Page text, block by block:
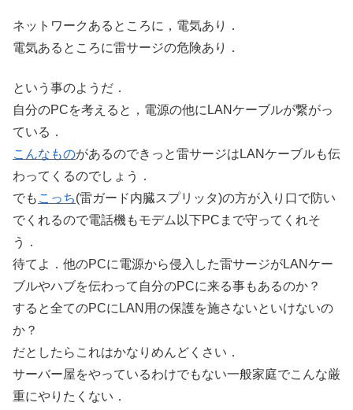
ネットワークあるところに，電気あり．
電気あるところに雷サージの危険あり．
という事のようだ．
自分のPCを考えると，電源の他にLANケーブルが繋がっ
ている．
こんなものがあるのできっと雷サージはLANケーブルも伝
わってくるのでしょう．
でも こっち(雷ガード内臓スプリッタ)の方が入り口で防い
でくれるので電話機もモデム以下PCまで守ってくれそ
う．
待てよ．他のPCに電源から侵入した雷サージがLANケー
ブルやハブを伝わって自分のPCに来る事もあるのか？
すると全てのPCにLAN用の保護を施さないといけないの
か？
だとしたらこれはかなりめんどくさい．
サーバー屋をやっているわけでもない一般家庭でこんな厳
重にやりたくない．